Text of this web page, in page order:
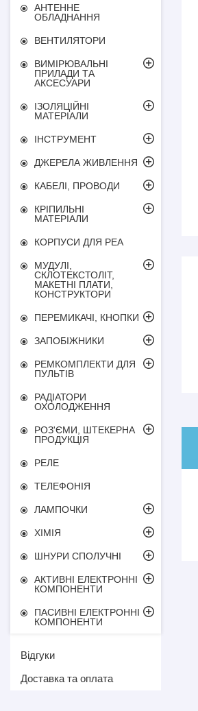
АНТЕННЕ
ОБЛАДНАННЯ
ВЕНТИЛЯТОРИ
ВИМІРЮВАЛЬНІ
ПРИЛАДИ ТА
АКСЕСУАРИ
ІЗОЛЯЦІЙНІ
МАТЕРІАЛИ
ІНСТРУМЕНТ
ДЖЕРЕЛА ЖИВЛЕННЯ
КАБЕЛІ, ПРОВОДИ
КРІПИЛЬНІ
МАТЕРІАЛИ
КОРПУСИ ДЛЯ РЕА
МУДУЛІ,
СКЛОТЕКСТОЛІТ,
МАКЕТНІ ПЛАТИ,
КОНСТРУКТОРИ
ПЕРЕМИКАЧІ, КНОПКИ
ЗАПОБІЖНИКИ
РЕМКОМПЛЕКТИ ДЛЯ
ПУЛЬТІВ
РАДІАТОРИ
ОХОЛОДЖЕННЯ
РОЗ'ЄМИ, ШТЕКЕРНА
ПРОДУКЦІЯ
РЕЛЕ
ТЕЛЕФОНІЯ
ЛАМПОЧКИ
ХІМІЯ
ШНУРИ СПОЛУЧНІ
АКТИВНІ ЕЛЕКТРОННІ
КОМПОНЕНТИ
ПАСИВНІ ЕЛЕКТРОННІ
КОМПОНЕНТИ
Відгуки
Доставка та оплата